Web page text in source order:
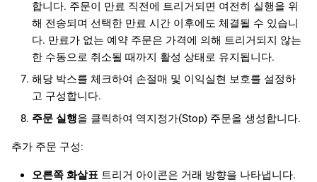
합니다. 주문이 만료 직전에 트리거되면 여전히 실행을 위
해 전송되며 선택한 만료 시간 이후에도 체결될 수 있습니
다. 만료가 없는 예약 주문은 가격에 의해 트리거되지 않는
한 수동으로 취소될 때까지 활성 상태로 유지됩니다.
해당 박스를 체크하여 손절매 및 이익실현 보호를 설정하
고 구성합니다.
주문 실행을 클릭하여 역지정가(Stop) 주문을 생성합니다.
추가 주문 구성:
오른쪽 화살표트리거 아이콘은 거래 방향을 나타냅니다.